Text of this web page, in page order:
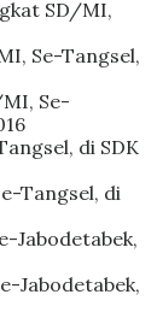
SD/MI,
Se-Tangsel,
Se-
di SDK
Tangsel, di
Jabodetabek,
Jabodetabek,